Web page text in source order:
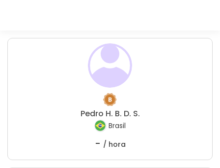
Pedro H. B. D. S.
Brasil
- / hora